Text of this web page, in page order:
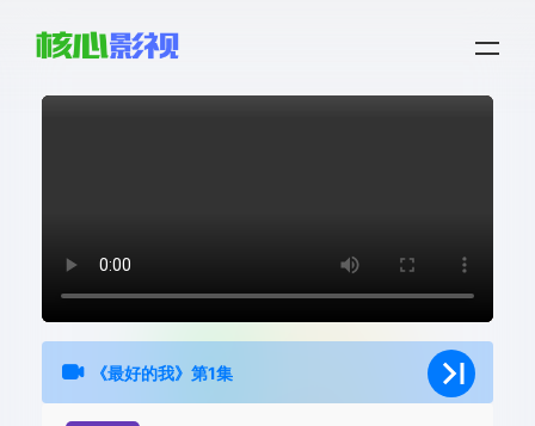
《最好的我》第1集